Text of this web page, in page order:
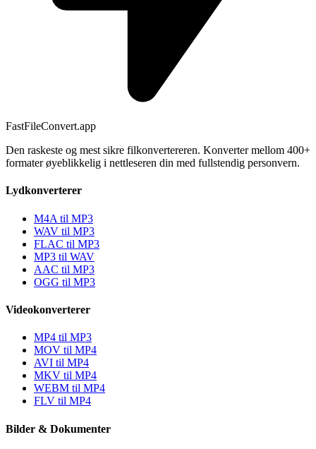
FastFileConvert.app
Den raskeste og mest sikre filkonvertereren. Konverter mellom 400+
formater øyeblikkelig i nettleseren din med fullstendig personvern.
Lydkonverterer
M4A til MP3
WAV til MP3
FLAC til MP3
MP3 til WAV
AAC til MP3
OGG til MP3
Videokonverterer
MP4 til MP3
MOV til MP4
AVI til MP4
MKV til MP4
WEBM til MP4
FLV til MP4
Bilder & Dokumenter